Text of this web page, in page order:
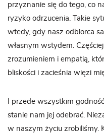
przyznanie się do tego, co
ryzyko odrzucenia. Takie
wtedy, gdy nasz odbiorca
własnym wstydem.
zrozumieniem i empatią,
bliskości i zacieśnia więzi
I przede wszystkim
stanie nam jej odebrać.
w naszym życiu zrobiliśmy.